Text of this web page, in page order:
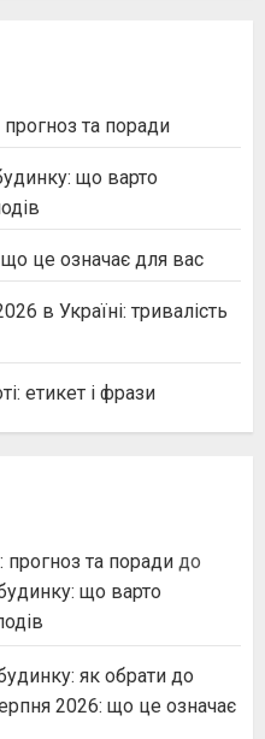
прогноз та поради
що варто
це означає для вас
в Україні: тривалість
етикет і фрази
прогноз та поради до
що варто
як обрати до
2026: що це означає